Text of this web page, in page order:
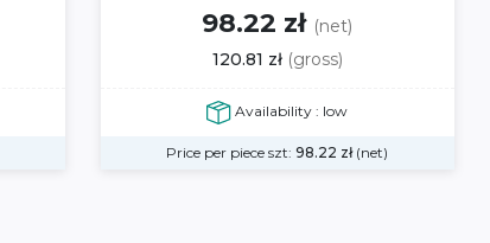
98.22 zł (net)
120.81 zł (gross)
Availability : low
Price per piece szt:98.22 zł(net)